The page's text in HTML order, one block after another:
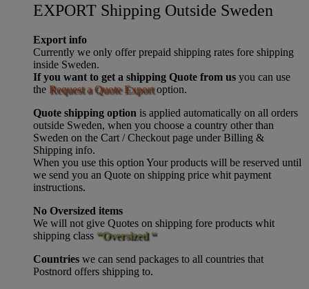
EXPORT Shipping Outside Sweden
Export info
Currently we only offer prepaid shipping rates fore shipping
inside Sweden.
If you want to get a shipping Quote from us you can use
the Request a Quote Exportoption.
Quote shipping option is applied automatically on all orders
outside Sweden, when you choose a country other than
Sweden on the Cart / Checkout page under Billing &
Shipping info.
When you use this option Your products will be reserved until
we send you an Quote on shipping price whit payment
instructions.
No Oversized items
We will not give Quotes on shipping fore products whit
shipping class “Oversized “
Countries we can send packages to all countries that
Postnord offers shipping to.